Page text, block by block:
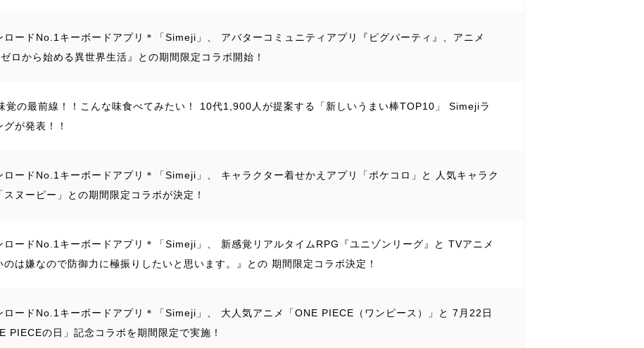
ロードNo.1キーボードアプリ＊「Simeji」、 アバターコミュニティアプリ『ピグパーティ』、アニメ
ゼロから始める異世界生活』との期間限定コラボ開始！
覚の最前線！！こんな味食べてみたい！ 10代1,900人が提案する「新しいうまい棒TOP10」 Simejiラ
グが発表！！
ロードNo.1キーボードアプリ＊「Simeji」、 キャラクター着せかえアプリ「ポケコロ」と 人気キャラク
スヌーピー」との期間限定コラボが決定！
ロードNo.1キーボードアプリ＊「Simeji」、 新感覚リアルタイムRPG『ユニゾンリーグ』と TVアニメ
のは嫌なので防御力に極振りしたいと思います。』との 期間限定コラボ決定！
ロードNo.1キーボードアプリ＊「Simeji」、 大人気アニメ「ONE PIECE（ワンピース）」と 7月22日
PIECEの日」記念コラボを期間限定で実施！